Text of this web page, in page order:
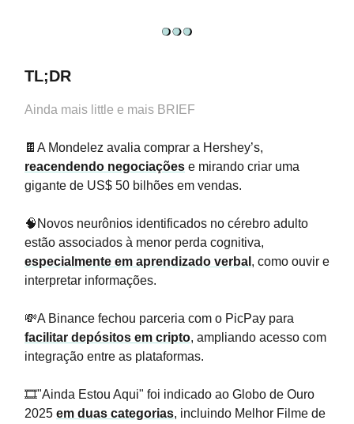
TL;DR
Ainda mais little e mais BRIEF
🍫A Mondelez avalia comprar a Hershey’s,
reacendendo negociações e mirando criar uma
gigante de US$ 50 bilhões em vendas.
🧠Novos neurônios identificados no cérebro adulto
estão associados à menor perda cognitiva,
especialmente em aprendizado verbal , como ouvir e
interpretar informações.
💸A Binance fechou parceria com o PicPay para
facilitar depósitos em cripto, ampliando acesso com
integração entre as plataformas.
🎞️"Ainda Estou Aqui" foi indicado ao Globo de Ouro
2025 em duas categorias, incluindo Melhor Filme de